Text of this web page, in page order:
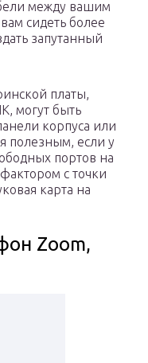
между вашим
сидеть более
запутанный
платы,
могут быть
корпуса или
полезным, если у
портов на
с точки
карта на
Zoom,